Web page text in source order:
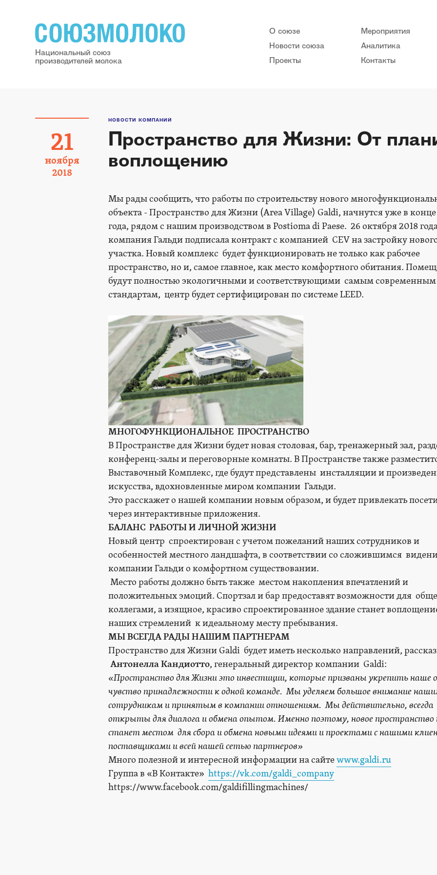
Национальный союз
производителей молока
О союзе
Новости союза
Проекты
Мероприятия
Аналитика
Контакты
21
ноября
2018
НОВОСТИ КОМПАНИЙ
Пространство для Жизни: От
воплощению
Мы рады сообщить, что работы по строительству нового
объекта - Пространство для Жизни (Area Village) Galdi, начнутся уже в
года, рядом с нашим производством в Postioma di Paese. 26 октября 2018
компания Гальди подписала контракт с компанией CEV на застройку
участка. Новый комплекс будет функционировать не только как рабочее
пространство, но и, самое главное, как место комфортного обитания.
будут полностью экологичными и соответствующими самым современным
стандартам, центр будет сертифицирован по системе LEED.
МНОГОФУНКЦИОНАЛЬНОЕ ПРОСТРАНСТВО
В Пространстве для Жизни будет новая столовая, бар, тренажерный зал,
конференц-залы и переговорные комнаты. В Пространстве также
Выставочный Комплекс, где будут представлены инсталляции и
искусства, вдохновленные миром компании Гальди.
Это расскажет о нашей компании новым образом, и будет привлекать
через интерактивные приложения.
БАЛАНС РАБОТЫ И ЛИЧНОЙ ЖИЗНИ
Новый центр спроектирован с учетом пожеланий наших сотрудников и
особенностей местного ландшафта, в соответствии со сложившимся
компании Гальди о комфортном существовании.
Место работы должно быть также местом накопления впечатлений и
положительных эмоций. Спортзал и бар предоставят возможности для
коллегами, а изящное, красиво спроектированное здание станет
наших стремлений к идеальному месту пребывания.
МЫ ВСЕГДА РАДЫ НАШИМ ПАРТНЕРАМ
Пространство для Жизни Galdi будет иметь несколько направлений,
Антонелла Кандиотто, генеральный директор компании Galdi:
«Пространство для Жизни это инвестиции, которые призваны укрепить наше
чувство принадлежности к одной команде. Мы уделяем большое внимание
сотрудникам и принятым в компании отношениям. Мы действительно, всегда
открыты для диалога и обмена опытом. Именно поэтому, новое
станет местом для сбора и обмена новыми идеями и проектами с нашими
поставщиками и всей нашей сетью партнеров»
Много полезной и интересной информации на сайтеwww.galdi.ru
Группа в «В Контакте» https://vk.com/galdi_company
https://www.facebook.com/galdifillingmachines/